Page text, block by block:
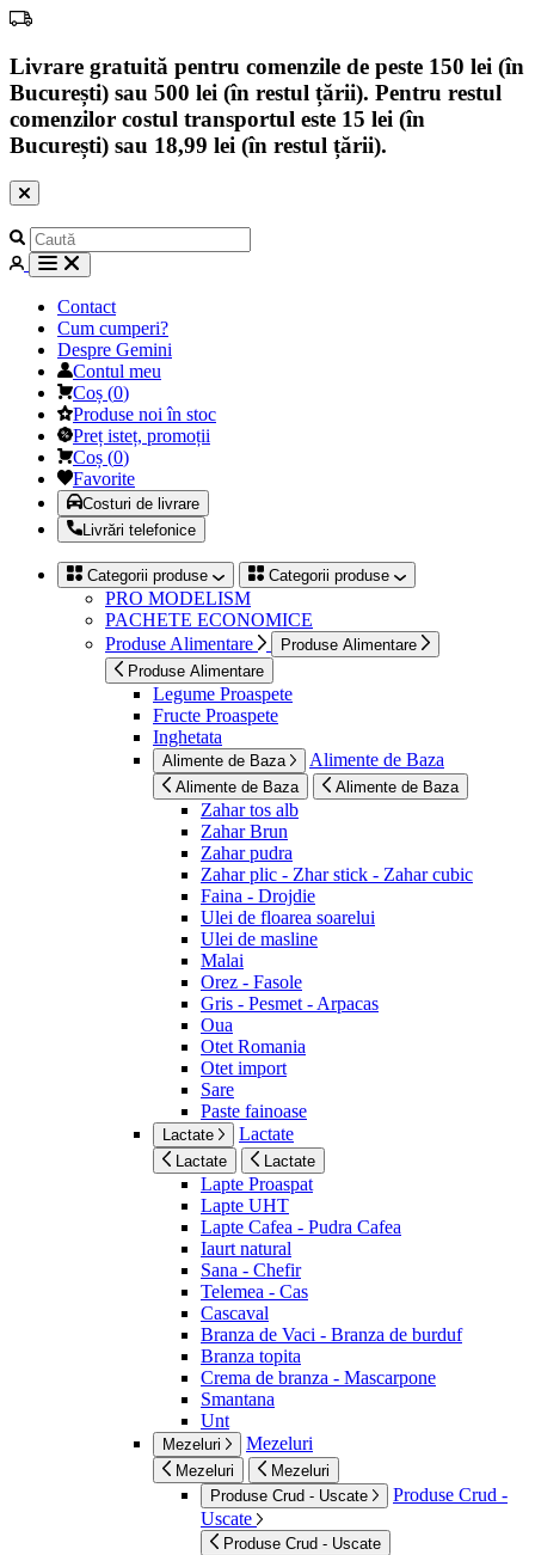
Livrare gratuită pentru comenzile de peste 150 lei (în
București) sau 500 lei (în restul țării). Pentru restul
comenzilor costul transportul este 15 lei (în
București) sau 18,99 lei (în restul țării).
Contact
Cum cumperi?
Despre Gemini
Contul meu
Coș (0)
Produse noi în stoc
Preț isteț, promoții
Coș (0)
Favorite
Costuri de livrare
Livrări telefonice
Categorii produse Categorii produse
PRO MODELISM
PACHETE ECONOMICE
Produse Alimentare
Produse Alimentare
Produse Alimentare
Legume Proaspete
Fructe Proaspete
Inghetata
Alimente de Baza Alimente de Baza
Alimente de Baza Alimente de Baza
Zahar tos alb
Zahar Brun
Zahar pudra
Zahar plic - Zhar stick - Zahar cubic
Faina - Drojdie
Ulei de floarea soarelui
Ulei de masline
Malai
Orez - Fasole
Gris - Pesmet - Arpacas
Oua
Otet Romania
Otet import
Sare
Paste fainoase
Lactate Lactate
Lactate Lactate
Lapte Proaspat
Lapte UHT
Lapte Cafea - Pudra Cafea
Iaurt natural
Sana - Chefir
Telemea - Cas
Cascaval
Branza de Vaci - Branza de burduf
Branza topita
Crema de branza - Mascarpone
Smantana
Unt
Mezeluri Mezeluri
Mezeluri
Mezeluri
Produse Crud - Uscate
Produse Crud -
Uscate
Produse Crud - Uscate